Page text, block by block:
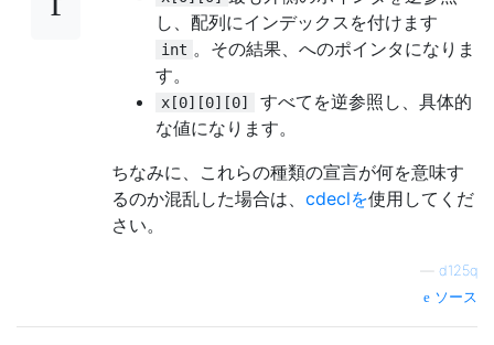
し、配列にインデックスを付けます
int 。その結果、へのポインタになりま
す。
x[0][0][0]
すべてを逆参照し、具体的
な値になります。
ちなみに、これらの種類の宣言が何を意味す
るのか混乱した場合は、 cdeclを使用してくだ
さい。
d125q
ソース